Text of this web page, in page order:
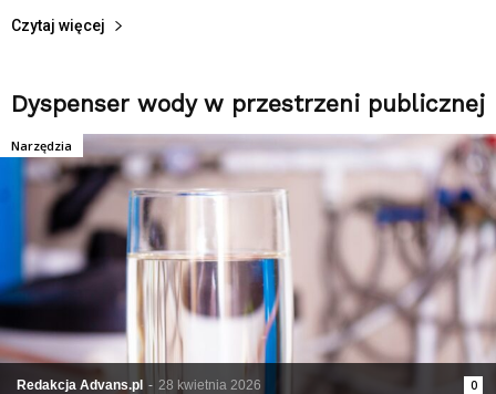
Czytaj więcej
Dyspenser wody w przestrzeni publicznej
Redakcja Advans.pl - 28 kwietnia 2026 0
Narzędzia